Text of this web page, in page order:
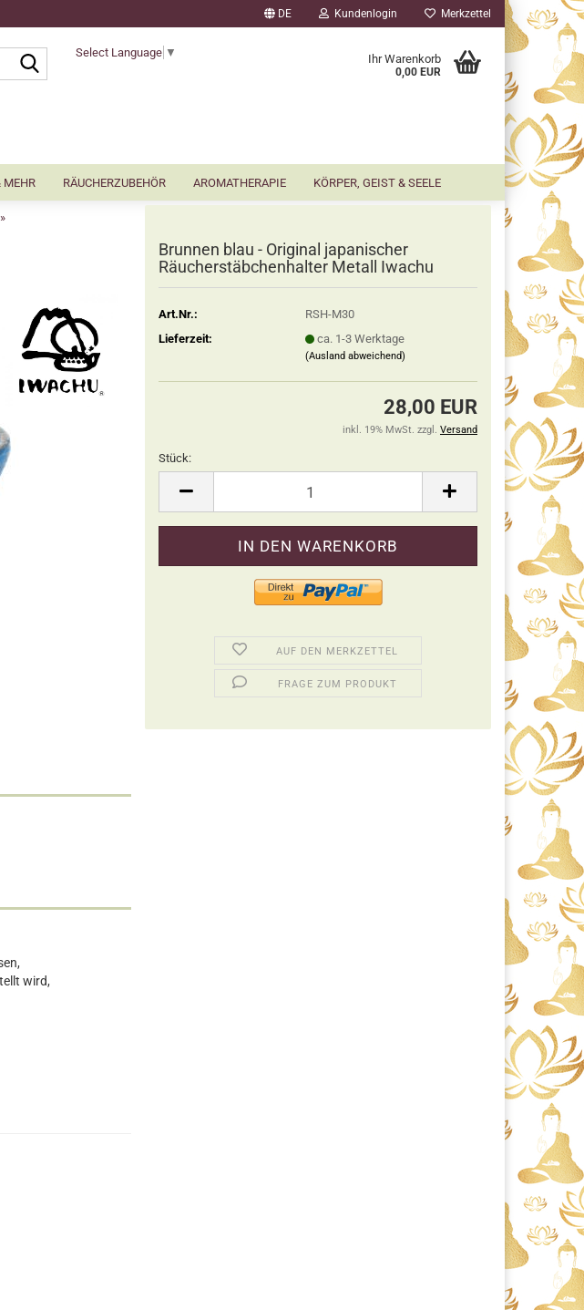
DE Kundenlogin Merkzettel
Suche...Select Language ▼ Ihr Warenkorb
0,00 EUR
MEHR RÄUCHERZUBEHÖR AROMATHERAPIE KÖRPER, GEIST & SEELE
»
Brunnen blau - Original japanischer
Räucherstäbchenhalter Metall Iwachu
Art.Nr.:
RSH-M30
Lieferzeit:
ca. 1-3 Werktage
(Ausland abweichend)
28,00 EUR
inkl. 19% MwSt. zzgl. Versand
Stück:
Stück
AUF DEN MERKZETTEL
FRAGE ZUM PRODUKT
wird,